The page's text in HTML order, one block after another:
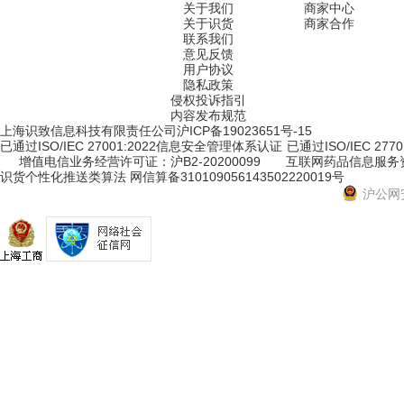
关于我们
关于识货
联系我们
意见反馈
用户协议
隐私政策
侵权投诉指引
内容发布规范
商家中心
商家合作
上海识致信息科技有限责任公司沪ICP备19023651号-15
已通过ISO/IEC 27001:2022信息安全管理体系认证 已通过ISO/IEC
增值电信业务经营许可证：沪B2-20200099
互联网药品信息服
识货个性化推送类算法 网信算备310109056143502220019号
沪公网